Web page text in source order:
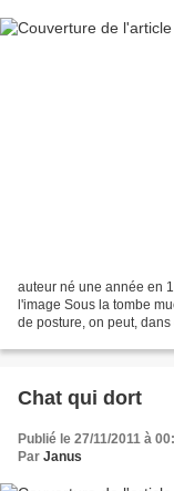
auteur né une année en
l'image Sous la tombe
de posture, on peut,
Chat qui dort
Publié le 27/11/2011 à
Par Janus